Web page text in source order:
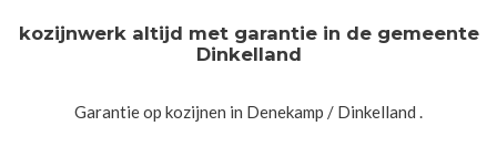
kozijnwerk altijd met garantie in de gemeente
Dinkelland
Garantie op kozijnen in Denekamp / Dinkelland .